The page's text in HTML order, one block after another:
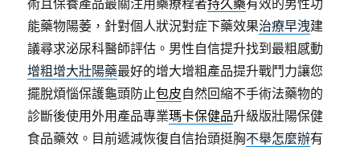
術且保養產品最關注用藥療程者持久藥有效的男性功
能藥物陽萎，針對個人狀況對症下藥效果治療早洩建
議尋求泌尿科醫師評估。男性自信提升找到最粗感動
增粗增大壯陽藥最好的增大增粗產品提升戰鬥力讓您
擺脫煩惱保護龜頭防止包皮自然回縮不手術法藥物的
診斷後使用外用產品專業瑪卡保健品升級版壯陽保健
食品藥效。目前遞減恢復自信抬頭挺胸不舉怎麼辦有